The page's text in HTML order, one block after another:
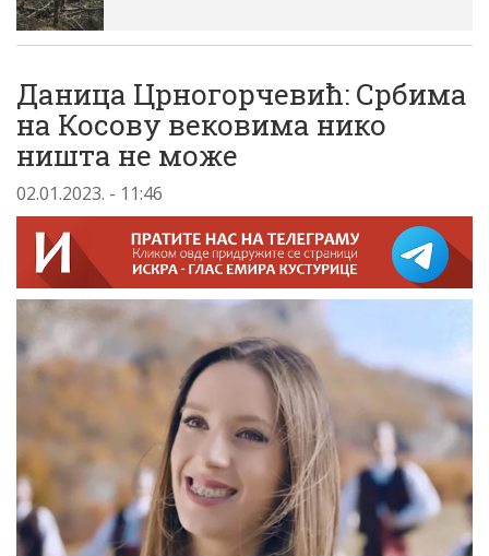
Даница Црногорчевић: Србима
на Косову вековима нико
ништа не може
02.01.2023. - 11:46